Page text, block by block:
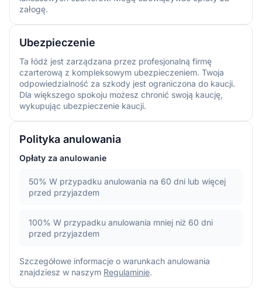
załogę.
Ubezpieczenie
Ta łódź jest zarządzana przez profesjonalną firmę
czarterową z kompleksowym ubezpieczeniem. Twoja
odpowiedzialność za szkody jest ograniczona do kaucji.
Dla większego spokoju możesz chronić swoją kaucję,
wykupując ubezpieczenie kaucji.
Polityka anulowania
Opłaty za anulowanie
50% W przypadku anulowania na 60 dni lub więcej
przed przyjazdem
100% W przypadku anulowania mniej niż 60 dni
przed przyjazdem
Szczegółowe informacje o warunkach anulowania
znajdziesz w naszym Regulaminie.